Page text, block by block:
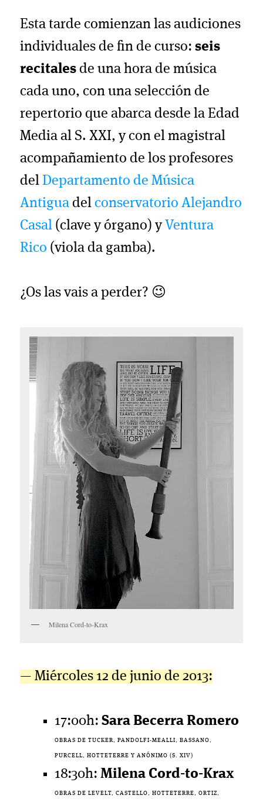
Esta tarde comienzan las audiciones
individuales de fin de curso:seis
recitales de una hora de música
cada uno, con una selección de
repertorio que abarca desde la Edad
Media al S. XXI, y con el magistral
acompañamiento de los profesores
delDepartamento de Música
Antigua delconservatorio Alejandro
Casal (clave y órgano) y Ventura
Rico (viola da gamba).
¿Os las vais a perder? 😉
Milena Cord-to-Krax
— Miércoles 12 de junio de 2013:
17:00h:Sara Becerra Romero
OBRAS DE TUCKER, PANDOLFI-MEALLI, BASSANO,
PURCELL, HOTTETERRE Y ANÓNIMO (S. XIV)
18:30h:Milena Cord-to-Krax
OBRAS DE LEVELT, CASTELLO, HOTTETERRE, ORTIZ,